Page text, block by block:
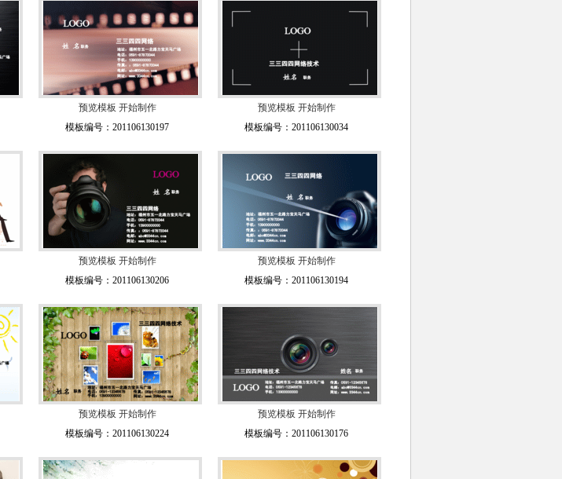
预览模板 开始制作
模板编号：201106130197
预览模板 开始制作
模板编号：201106130034
预览模板 开始制作
模板编号：201106130206
预览模板 开始制作
模板编号：201106130194
预览模板 开始制作
模板编号：201106130224
预览模板 开始制作
模板编号：201106130176